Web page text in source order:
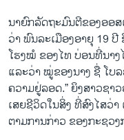
ນາຍົກລັດຖະມົນຕີຂອງອອ
ວ່າ ພົນລະເມືອງອາຍຸ 19
ໂຮງໝໍ ຂອງໄທ ບ່ອນທີ່ນາ
ແລະວ່າ ໝູ່ຂອງນາງ ຊື່ ໂບ
ຄວາມຢູ່ລອດ.” ຍິງສາວຊາ
ເສຍຊີວິດໃນສິ່ງ ທີ່ສົງໄສວ່
ຕາມການກ່າວ ຂອງກະຊວ